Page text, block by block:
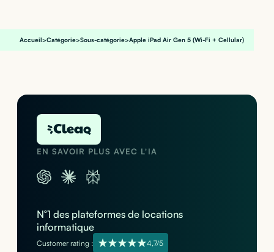
Accueil>Catégorie>Sous-catégorie>Apple iPad Air Gen 5 (Wi-Fi + Cellular)
EN SAVOIR PLUS AVEC L'IA
N°1 des plateformes de locations
informatique
Customer rating : 4,7/5